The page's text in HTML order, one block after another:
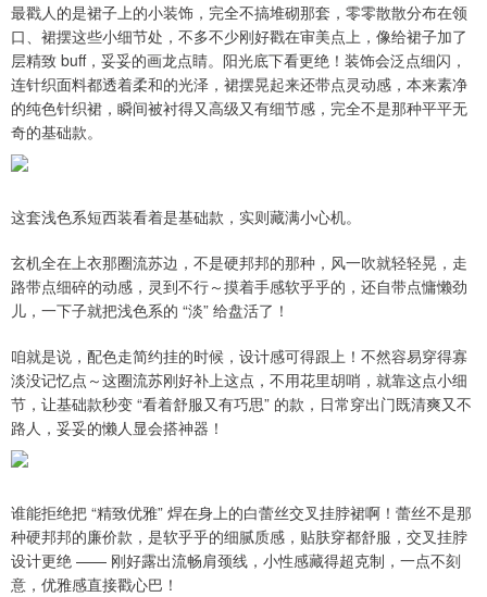
最戳人的是裙子上的小装饰，完全不搞堆砌那套，零零散散分布在领
口、裙摆这些小细节处，不多不少刚好戳在审美点上，像给裙子加了
层精致 buff，妥妥的画龙点睛。阳光底下看更绝！装饰会泛点细闪，
连针织面料都透着柔和的光泽，裙摆晃起来还带点灵动感，本来素净
的纯色针织裙，瞬间被衬得又高级又有细节感，完全不是那种平平无
奇的基础款。
这套浅色系短西装看着是基础款，实则藏满小心机。
玄机全在上衣那圈流苏边，不是硬邦邦的那种，风一吹就轻轻晃，走
路带点细碎的动感，灵到不行～摸着手感软乎乎的，还自带点慵懒劲
儿，一下子就把浅色系的 “淡” 给盘活了！
咱就是说，配色走简约挂的时候，设计感可得跟上！不然容易穿得寡
淡没记忆点～这圈流苏刚好补上这点，不用花里胡哨，就靠这点小细
节，让基础款秒变 “看着舒服又有巧思” 的款，日常穿出门既清爽又不
路人，妥妥的懒人显会搭神器！
谁能拒绝把 “精致优雅” 焊在身上的白蕾丝交叉挂脖裙啊！蕾丝不是那
种硬邦邦的廉价款，是软乎乎的细腻质感，贴肤穿都舒服，交叉挂脖
设计更绝 —— 刚好露出流畅肩颈线，小性感藏得超克制，一点不刻
意，优雅感直接戳心巴！